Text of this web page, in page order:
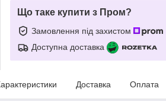
Що таке купити з Пром?
Замовлення під захистом
Доступна доставка
Доставка Оплата